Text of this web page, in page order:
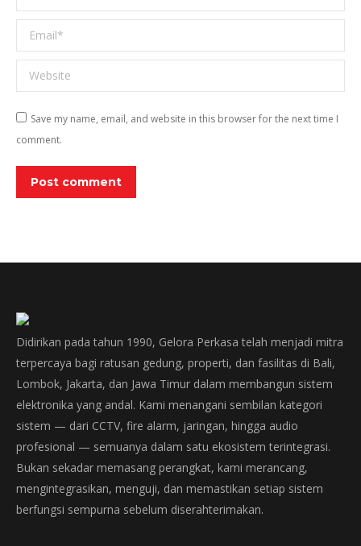
Email *
Website
Save my name, email, and website in this browser for the next time I
comment.
Post comment
Didirikan pada tahun 1990, Gelora Perkasa telah menjadi mitra
terpercaya bagi ratusan gedung, properti, dan fasilitas di Bali,
Lombok, Jakarta, dan Jawa Timur dalam membangun sistem
elektronika yang andal. Kami menangani sembilan kategori
sistem — dari CCTV, fire alarm, jaringan, hingga audio
profesional — semuanya dalam satu ekosistem terintegrasi.
Bukan sekadar memasang perangkat, kami merancang,
mengintegrasikan, menguji, dan memastikan setiap sistem
berfungsi sempurna sebelum diserahterimakan.